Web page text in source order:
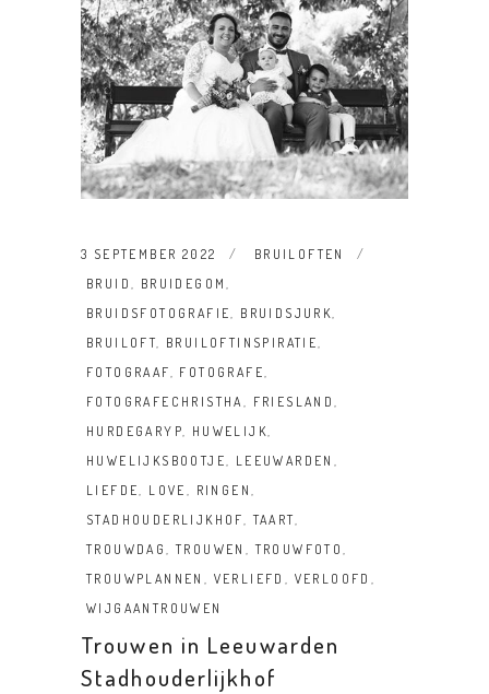
3 SEPTEMBER 2022
BRUILOFTEN
BRUID , BRUIDEGOM,
BRUIDSFOTOGRAFIE, BRUIDSJURK,
BRUILOFT, BRUILOFTINSPIRATIE,
FOTOGRAAF, FOTOGRAFE,
FOTOGRAFECHRISTHA, FRIESLAND,
HURDEGARYP, HUWELIJK,
HUWELIJKSBOOTJE, LEEUWARDEN ,
LIEFDE, LOVE , RINGEN,
STADHOUDERLIJKHOF, TAART,
TROUWDAG,TROUWEN , TROUWFOTO,
TROUWPLANNEN , VERLIEFD , VERLOOFD ,
WIJGAANTROUWEN
Trouwen in Leeuwarden
Stadhouderlijkhof